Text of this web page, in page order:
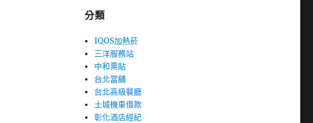
分類
IQOS加熱菸
三洋服務站
中和票貼
台北當舖
台北高級餐廳
土城機車借款
彰化酒店經紀